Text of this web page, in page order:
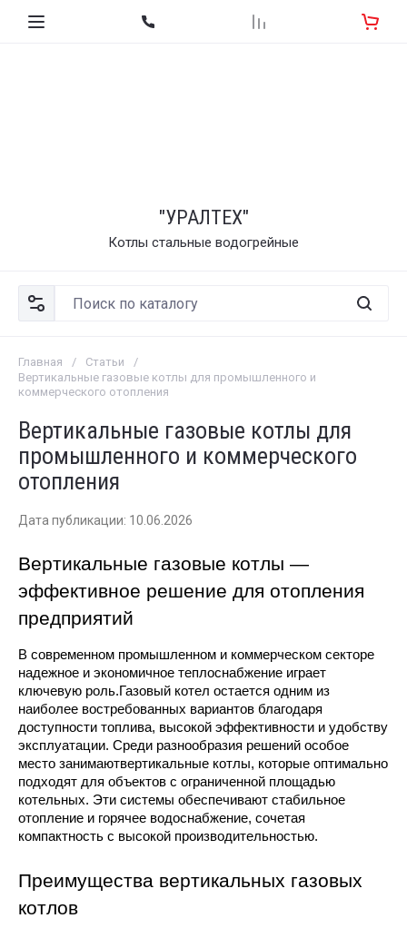
"УРАЛТЕХ"
Котлы стальные водогрейные
Главная / Статьи
/
Вертикальные газовые котлы для промышленного и
коммерческого отопления
Вертикальные газовые котлы для
промышленного и коммерческого
отопления
Дата публикации: 10.06.2026
Вертикальные газовые котлы —
эффективное решение для отопления
предприятий
В современном промышленном и коммерческом секторе
надежное и экономичное теплоснабжение играет
ключевую роль.Газовый котел остается одним из
наиболее востребованных вариантов благодаря
доступности топлива, высокой эффективности и удобству
эксплуатации. Среди разнообразия решений особое
место занимаютвертикальные котлы, которые оптимально
подходят для объектов с ограниченной площадью
котельных. Эти системы обеспечивают стабильное
отопление и горячее водоснабжение, сочетая
компактность с высокой производительностью.
Преимущества вертикальных газовых
котлов